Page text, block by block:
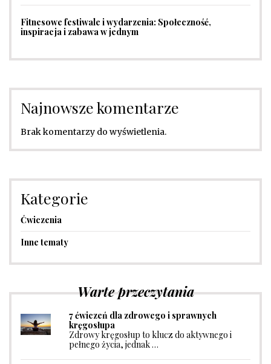
Fitnesowe festiwale i wydarzenia: Społeczność,
inspiracja i zabawa w jednym
Najnowsze komentarze
Brak komentarzy do wyświetlenia.
Kategorie
Ćwiczenia
Inne tematy
Warte przeczytania
7 ćwiczeń dla zdrowego i sprawnych
kręgosłupa
Zdrowy kręgosłup to klucz do aktywnego i
pełnego życia, jednak …